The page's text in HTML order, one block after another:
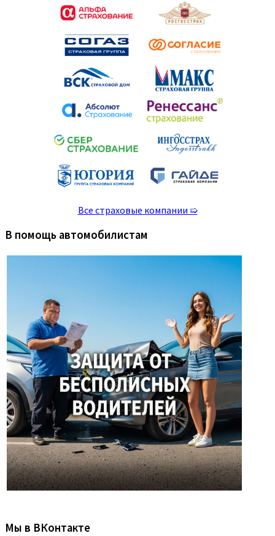
Все страховые компании ➯
В помощь автомобилистам
Мы в ВКонтакте